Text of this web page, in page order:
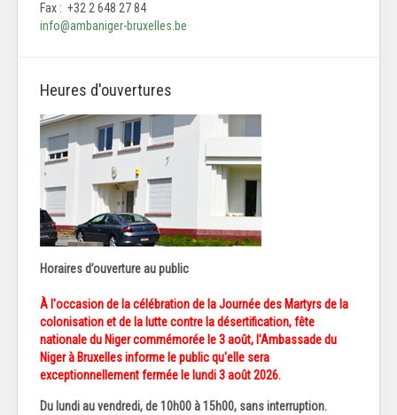
Fax : +32 2 648 27 84
info@ambaniger-bruxelles.be
Heures d'ouvertures
Horaires d’ouverture au public
À l'occasion de la célébration de la Journée des Martyrs de la
colonisation et de la lutte contre la désertification, fête
nationale du Niger commémorée le 3 août, l'Ambassade du
Niger à Bruxelles informe le public qu'elle sera
exceptionnellement fermée le lundi 3 août 2026.
Du lundi au vendredi, de 1 0h00 à 15h00, sans interruption.